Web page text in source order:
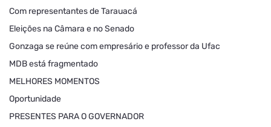
Com representantes de Tarauacá
Eleições na Câmara e no Senado
Gonzaga se reúne com empresário e professor da Ufac
MDB está fragmentado
MELHORES MOMENTOS
Oportunidade
PRESENTES PARA O GOVERNADOR